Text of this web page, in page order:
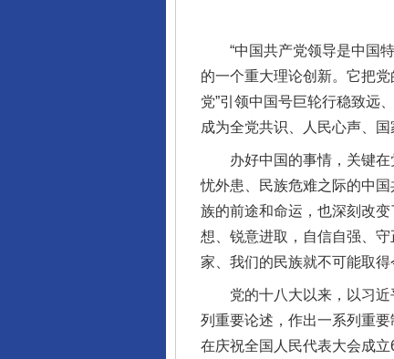
“中国共产党领导是中国特
的一个重大理论创新。它把
党”引领中国号巨轮行稳致远
成为全党共识、人民心声、国
办好中国的事情，关键在
忧外患、民族危难之际的中
族的前途和命运，也深刻改
想、锐意进取，自信自强、
家、我们的民族就不可能取
党的十八大以来，以习近
列重要论述，作出一系列重
在庆祝全国人民代表大会成